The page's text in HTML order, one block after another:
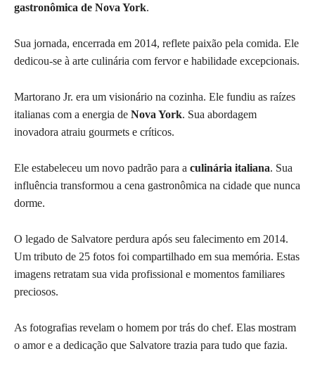
gastronômica de Nova York.
Sua jornada, encerrada em 2014, reflete paixão pela comida. Ele
dedicou-se à arte culinária com fervor e habilidade excepcionais.
Martorano Jr. era um visionário na cozinha. Ele fundiu as raízes
italianas com a energia de Nova York. Sua abordagem
inovadora atraiu gourmets e críticos.
Ele estabeleceu um novo padrão para a culinária italiana. Sua
influência transformou a cena gastronômica na cidade que nunca
dorme.
O legado de Salvatore perdura após seu falecimento em 2014.
Um tributo de 25 fotos foi compartilhado em sua memória. Estas
imagens retratam sua vida profissional e momentos familiares
preciosos.
As fotografias revelam o homem por trás do chef. Elas mostram
o amor e a dedicação que Salvatore trazia para tudo que fazia.